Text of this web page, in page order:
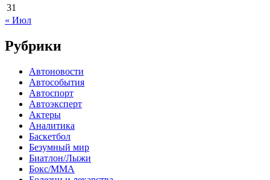
31
« Июл
Рубрики
Автоновости
Автособытия
Автоспорт
Автоэксперт
Актеры
Аналитика
Баскетбол
Безумный мир
Биатлон/Лыжи
Бокс/MMA